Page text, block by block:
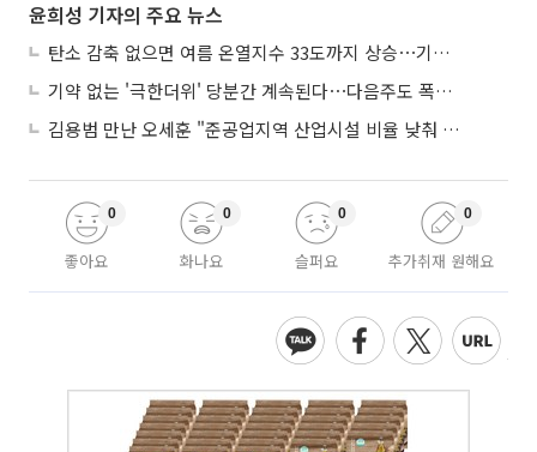
윤희성 기자의 주요 뉴스
탄소 감축 없으면 여름 온열지수 33도까지 상승⋯기상청, 2100년 미래전망
기약 없는 '극한더위' 당분간 계속된다⋯다음주도 폭염·열대야 지속
김용범 만난 오세훈 "준공업지역 산업시설 비율 낮춰 공급 늘려야"
좋아요
0
화나요
0
슬퍼요
0
추가취재 원해요
0